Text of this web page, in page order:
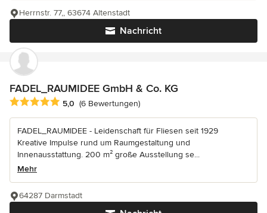
Nachricht
Herrnstr. 77,, 63674 Altenstadt
FADEL_RAUMIDEE GmbH & Co. KG
Durchschnittliche Bewertung: 5 von 5 Sternen
5,0 (6 Bewertungen)
FADEL_RAUMIDEE - Leidenschaft für Fliesen seit 1929
Kreative Impulse rund um Raumgestaltung und
Innenausstattung. 200 m² große Ausstellung se...
Mehr
64287 Darmstadt